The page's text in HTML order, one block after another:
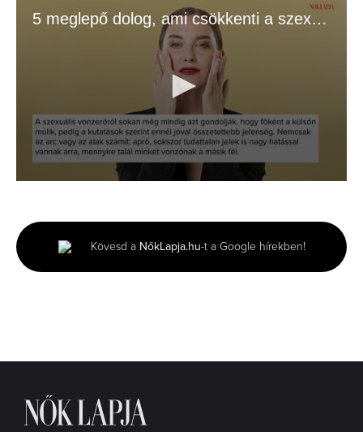
5 meglepő dolog, ami csökkenti a szexuális vonzerőt
minute,
39
seconds
Kövesd a NőkLapja.hu-t a Google hírekben!